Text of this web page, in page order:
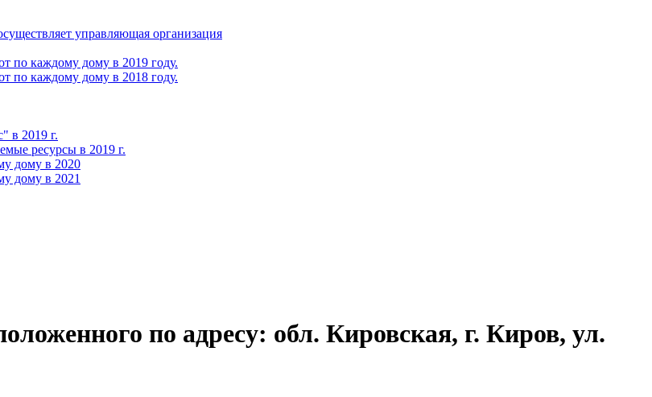
управляющая организация
по каждому дому в 2019 году.
по каждому дому в 2018 году.
2019 г.
ресурсы в 2019 г.
дому в 2020
дому в 2021
по адресу: обл. Кировская, г. Киров, ул.